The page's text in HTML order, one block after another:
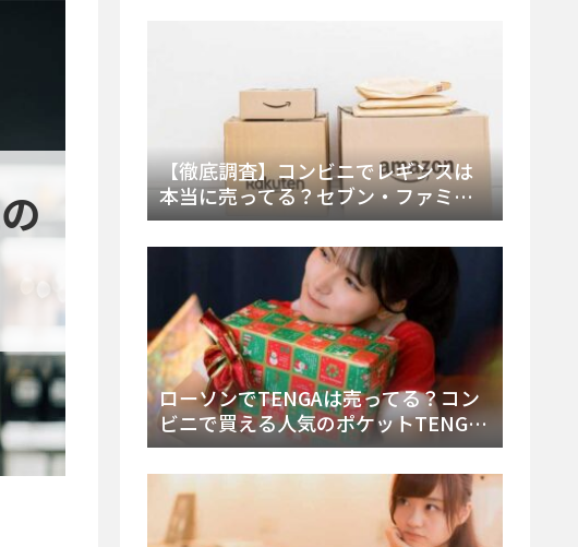
【徹底調査】コンビニでレギンスは
本当に売ってる？セブン・ファミ
マ・ローソンの取扱店舗とメーカ
ー・内容物を詳しく調べてみた！
ローソンでTENGAは売ってる？コン
ビニで買える人気のポケットTENGA
とエッグの取り扱い店舗と陳列場所
を徹底解説！